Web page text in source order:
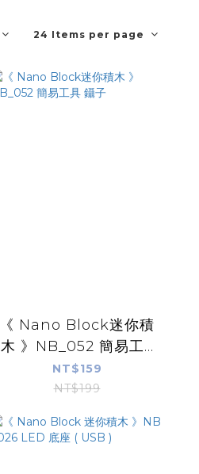
24 Items per page
《 Nano Block迷你積
木 》NB_052 簡易工...
NT$159
NT$199